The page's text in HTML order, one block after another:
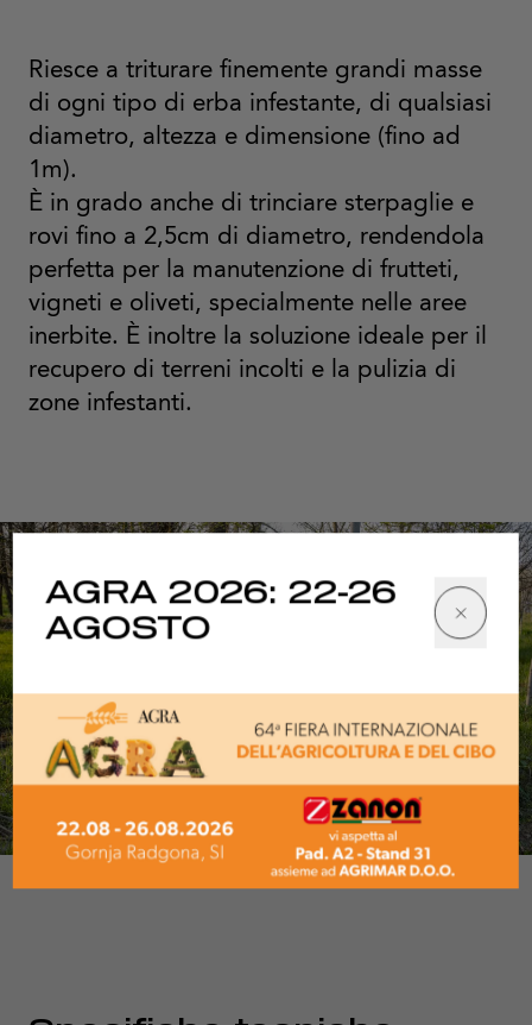
Riesce a triturare finemente grandi masse
di ogni tipo di erba infestante, di qualsiasi
diametro, altezza e dimensione (fino ad
1m).
È in grado anche di trinciare sterpaglie e
rovi fino a 2,5cm di diametro, rendendola
perfetta per la manutenzione di frutteti,
vigneti e oliveti, specialmente nelle aree
inerbite. È inoltre la soluzione ideale per il
recupero di terreni incolti e la pulizia di
zone infestanti.
AGRA 2026: 22-26
AGOSTO